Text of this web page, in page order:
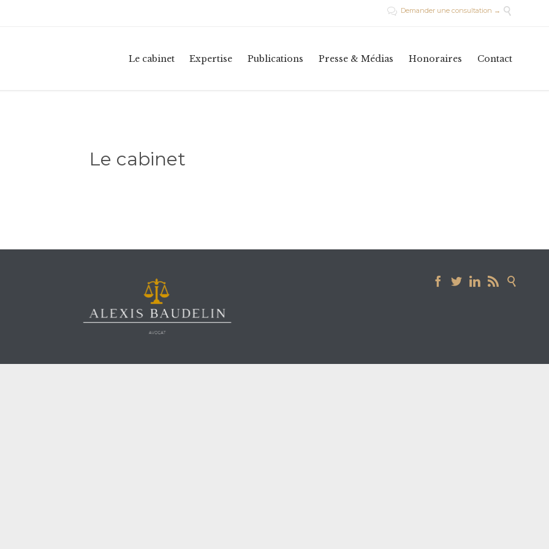
 Demander une consultation → 
Le cabinet Expertise Publications Presse & Médias Honoraires Contact
Le cabinet
    